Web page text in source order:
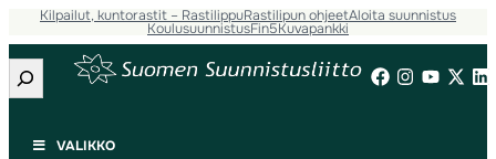
Siirry
sisältöön
Kilpailut, kuntorastit – RastilippuRastilipun ohjeetAloita suunnistus
KoulusuunnistusFin5Kuvapankki
Etsi
VALIKKO